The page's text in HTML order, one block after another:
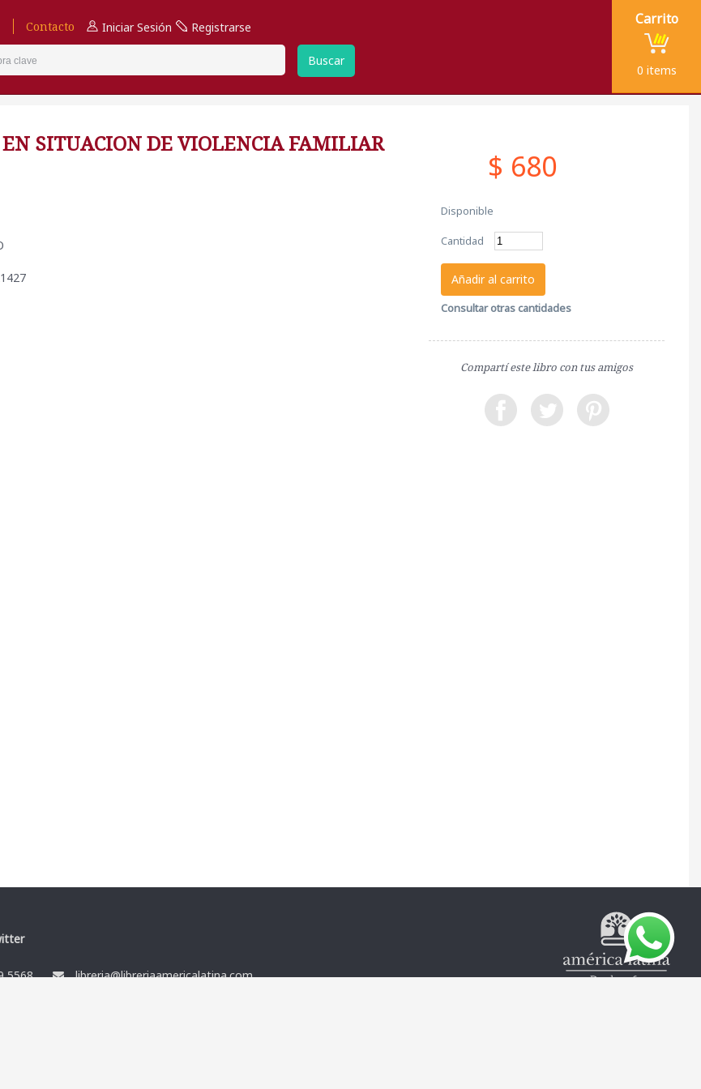
Contacto Iniciar Sesión Registrarse
Buscar
Carrito
0 items
EN SITUACION DE VIOLENCIA FAMILIAR
$ 680
Disponible
Cantidad
Añadir al carrito
Consultar otras cantidades
Compartí este libro con tus amigos
5568 libreria@libreriaamericalatina.com